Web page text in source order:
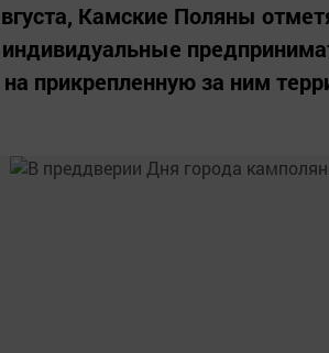
Камские Поляны
индивидуальные
прикрепленную за ним